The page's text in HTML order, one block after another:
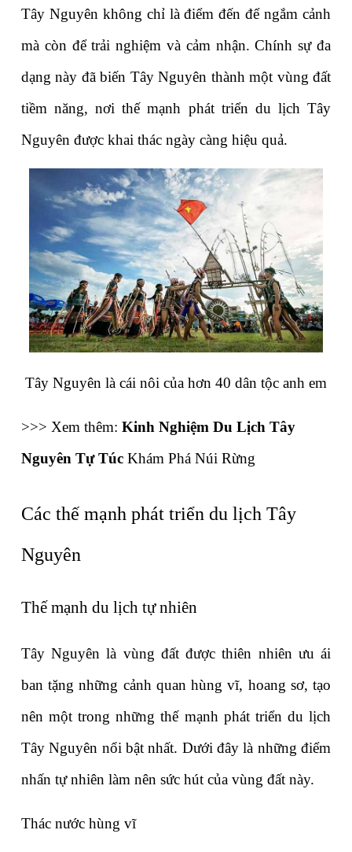
Tây Nguyên không chỉ là điểm đến để ngắm cảnh
mà còn để trải nghiệm và cảm nhận. Chính sự đa
dạng này đã biến Tây Nguyên thành một vùng đất
tiềm năng, nơi thế mạnh phát triển du lịch Tây
Nguyên được khai thác ngày càng hiệu quả.
Tây Nguyên là cái nôi của hơn 40 dân tộc anh em
>>> Xem thêm: Kinh Nghiệm Du Lịch Tây
Nguyên Tự Túc Khám Phá Núi Rừng
Các thế mạnh phát triển du lịch Tây
Nguyên
Thế mạnh du lịch tự nhiên
Tây Nguyên là vùng đất được thiên nhiên ưu ái
ban tặng những cảnh quan hùng vĩ, hoang sơ, tạo
nên một trong những thế mạnh phát triển du lịch
Tây Nguyên nổi bật nhất. Dưới đây là những điểm
nhấn tự nhiên làm nên sức hút của vùng đất này.
Thác nước hùng vĩ